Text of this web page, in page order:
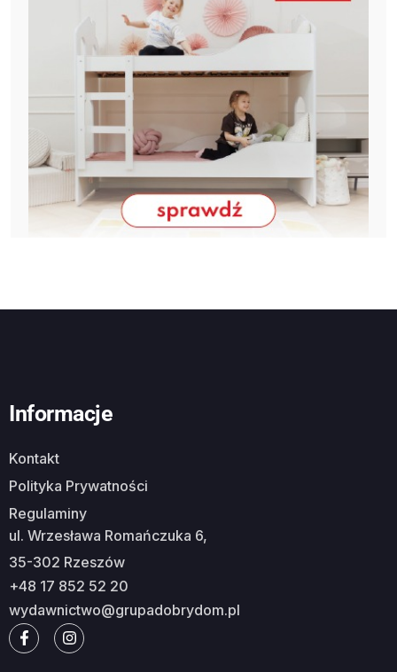
Informacje
Kontakt
Polityka Prywatności
Regulaminy
ul. Wrzesława Romańczuka 6,
35-302 Rzeszów
+48 17 852 52 20
wydawnictwo@grupadobrydom.pl